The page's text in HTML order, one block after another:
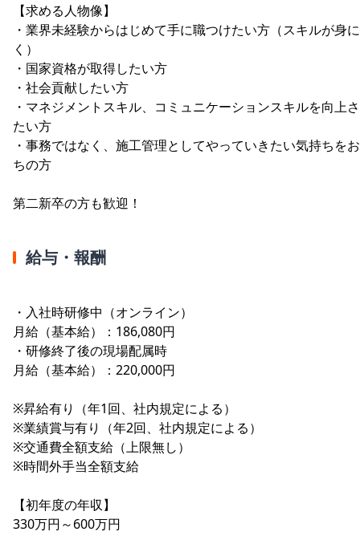
【求める人物像】
・業界未経験からはじめて手に職つけたい方（スキルが身
く）
・国家資格が取得したい方
・社会貢献したい方
・マネジメントスキル、コミュニケーションスキルを向上
たい方
・事務ではなく、施工管理としてやっていきたい気持ちを
ちの方
第二新卒の方も歓迎！
給与・報酬
・入社時研修中（オンライン）
月給（基本給）：186,080円
・研修終了後の現場配属時
月給（基本給）：220,000円
※昇給有り（年1回、社内規定による）
※業績賞与有り（年2回、社内規定による）
※交通費全額支給（上限無し）
※時間外手当全額支給
【初年度の年収】
330万円～600万円